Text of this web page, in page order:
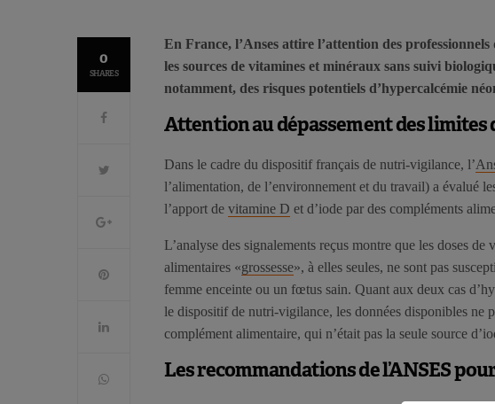
0
SHARES
En France, l’Anses attire l’attention des
les sources de vitamines et minéraux sans suivi
notamment, des risques potentiels d’hypercalcémie
Attention au dépassement des limites
Dans le cadre du dispositif français de nutri-vigilance, l’
l’alimentation, de l’environnement et du travail) a évalué
l’apport de vitamine D et d’iode par des compléments
L’analyse des signalements reçus montre que les doses
alimentaires «grossesse», à elles seules, ne sont pas
femme enceinte ou un fœtus sain. Quant aux deux cas
le dispositif de nutri-vigilance, les données disponibles ne
complément alimentaire, qui n’était pas la seule source
Les recommandations de l’ANSES